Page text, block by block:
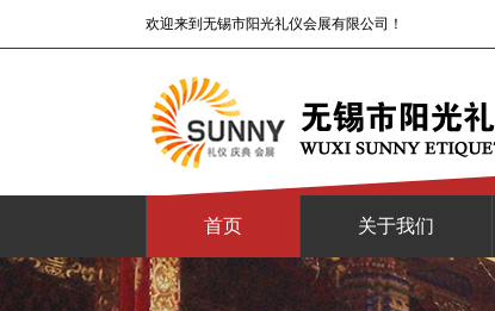
欢迎来到无锡市阳光礼仪会展有限公司！
首页 关于我们